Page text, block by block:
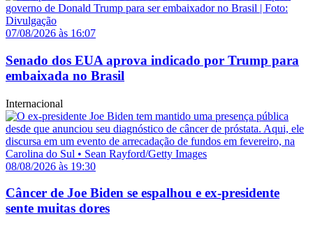
07/08/2026 às 16:07
Senado dos EUA aprova indicado por Trump para
embaixada no Brasil
Internacional
08/08/2026 às 19:30
Câncer de Joe Biden se espalhou e ex-presidente
sente muitas dores